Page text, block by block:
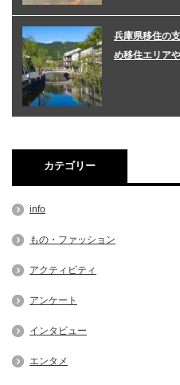
兵庫県移住の
め移住エリア
カテゴリー
info
もの・ファッション
アクティビティ
アンケート
インタビュー
エンタメ